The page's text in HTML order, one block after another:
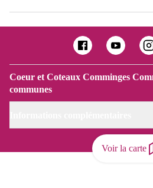
Voir la carte
Coeur et Coteaux Comminges
communes